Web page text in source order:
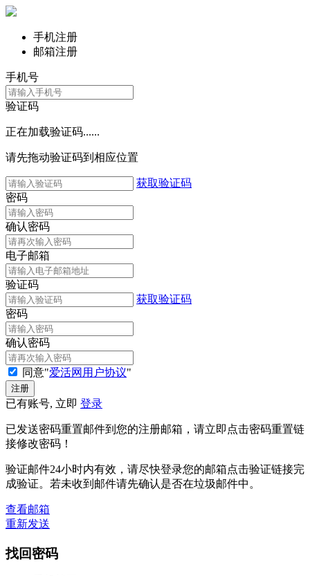
手机注册
邮箱注册
手机号
验证码
正在加载验证码......
请先拖动验证码到相应位置
获取验证码
密码
确认密码
电子邮箱
验证码
获取验证码
密码
确认密码
同意"爱活网用户协议"
已有账号, 立即 登录
已发送密码重置邮件到您的注册邮箱，请立即点击密码重置链
接修改密码！
验证邮件24小时内有效，请尽快登录您的邮箱点击验证链接完
成验证。若未收到邮件请先确认是否在垃圾邮件中。
查看邮箱
重新发送
找回密码